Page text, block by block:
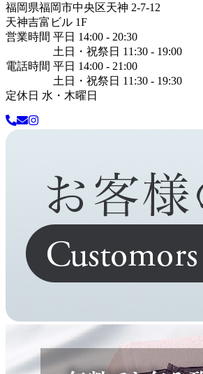
福岡県福岡市中央区天神 2-7-12
天神吉富ビル 1F
営業時間 平日 14:00 - 20:30
土日・祝祭日 11:30 - 19:00
電話時間 平日 14:00 - 21:00
土日・祝祭日 11:30 - 19:30
定休日 水・木曜日